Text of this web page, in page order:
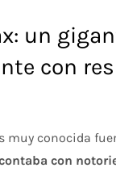
un
con
muy conocida
con